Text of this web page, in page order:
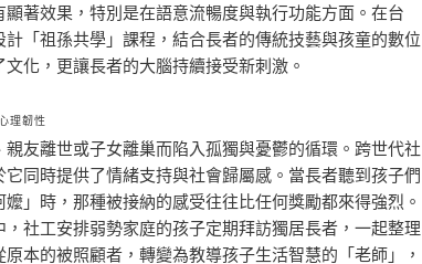
著效果，特別是在語意流暢度與執行功能方面。在台
「祖孫共學」課程，結合長者的傳統技藝與孩童的數位
化，更讓長者的大腦持續接受新刺激。
理韌性
友離世或子女離巢而陷入孤獨與憂鬱的循環。跨世代社
同時提供了情緒支持與社會歸屬感。當長者聽到孩子們
」時，那種被接納的感受往往比任何獎勵都來得強烈。
社工安排弱勢家庭的孩子定期拜訪獨居長者，一起整理
本的被照顧者，轉變為教導孩子生活智慧的「老師」，